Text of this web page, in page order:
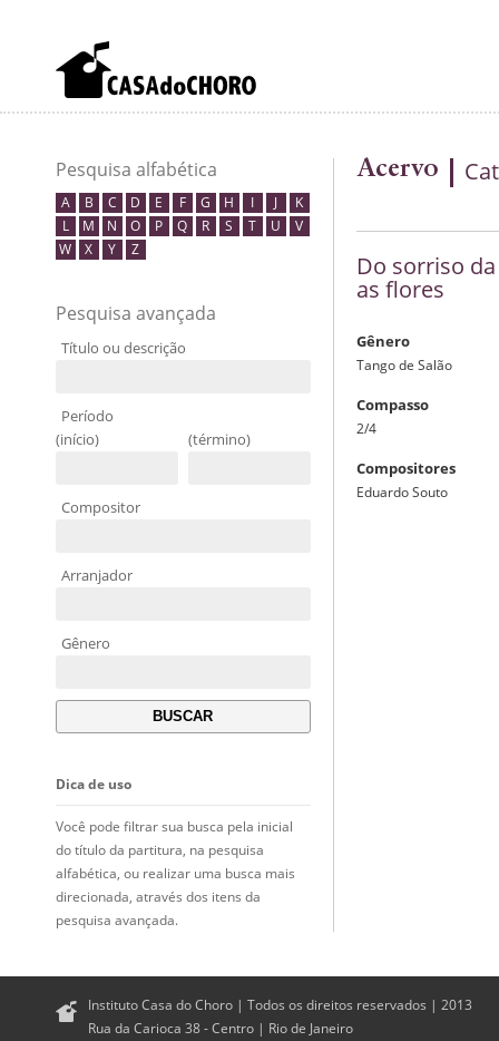
Pesquisa alfabética
A B C D E F G H I J
K
L
M N O P Q R S T U
V
W
X Y Z
Pesquisa avançada
Título ou descrição
Período
(início)
(término)
Compositor
Arranjador
Gênero
Dica de uso
Você pode filtrar sua busca pela inicial
do título da partitura, na pesquisa
alfabética, ou realizar uma busca mais
direcionada, através dos itens da
pesquisa avançada.
Acervo
Do sorriso
as flores
Gênero
Tango de Salão
Compasso
2/4
Compositores
Eduardo Souto
Instituto Casa do Choro | Todos os direitos reservados | 2013
Rua da Carioca 38 - Centro | Rio de Janeiro